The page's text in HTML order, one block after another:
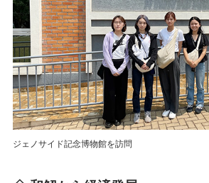
ジェノサイド記念博物館を訪問